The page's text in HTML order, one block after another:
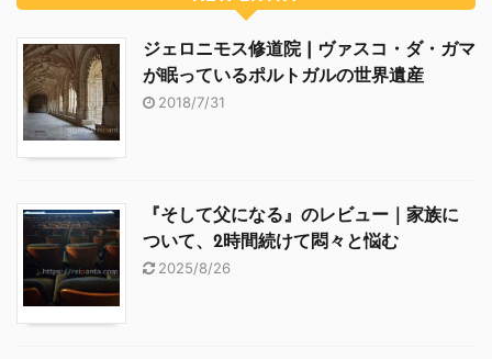
ジェロニモス修道院 | ヴァスコ・ダ・ガマ
が眠っているポルトガルの世界遺産
2018/7/31
『そして父になる』のレビュー｜家族に
ついて、2時間続けて悶々と悩む
2025/8/26